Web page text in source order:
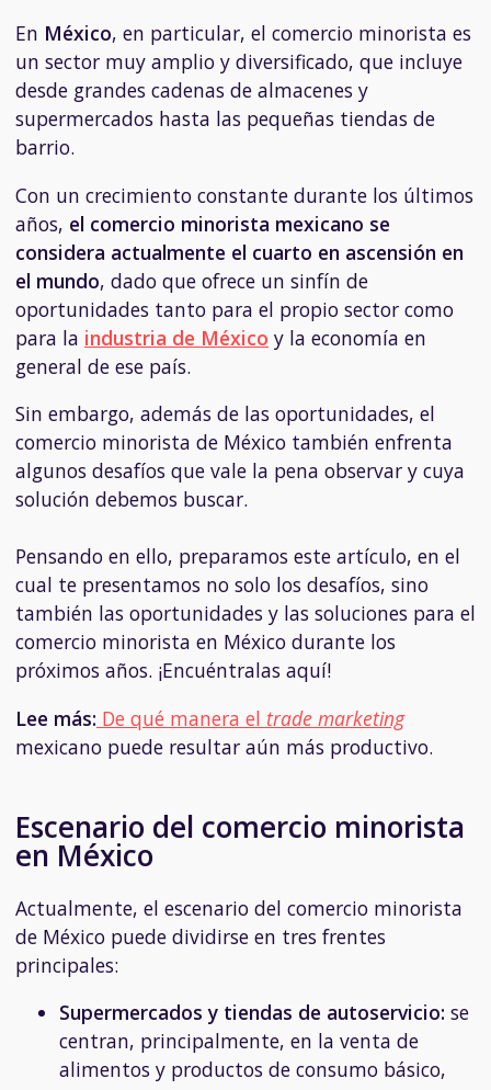
En México, en particular, el comercio minorista es
un sector muy amplio y diversificado, que incluye
desde grandes cadenas de almacenes y
supermercados hasta las pequeñas tiendas de
barrio.
Con un crecimiento constante durante los últimos
años, el comercio minorista mexicano se
considera actualmente el cuarto en ascensión en
el mundo, dado que ofrece un sinfín de
oportunidades tanto para el propio sector como
para la industria de México y la economía en
general de ese país.
Sin embargo, además de las oportunidades, el
comercio minorista de México también enfrenta
algunos desafíos que vale la pena observar y cuya
solución debemos buscar.
Pensando en ello, preparamos este artículo, en el
cual te presentamos no solo los desafíos, sino
también las oportunidades y las soluciones para el
comercio minorista en México durante los
próximos años. ¡Encuéntralas aquí!
Lee más: De qué manera el trade marketing
mexicano puede resultar aún más productivo.
Escenario del comercio minorista
en México
Actualmente, el escenario del comercio minorista
de México puede dividirse en tres frentes
principales:
Supermercados y tiendas de autoservicio: se
centran, principalmente, en la venta de
alimentos y productos de consumo básico,